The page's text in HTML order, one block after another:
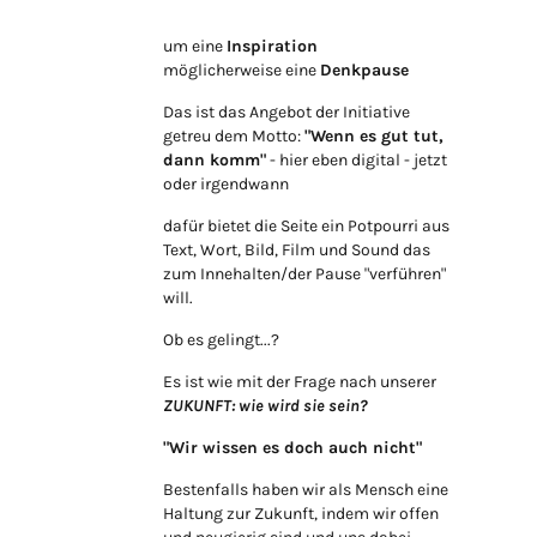
um eine Inspiration
möglicherweise eine Denkpause
Das ist das Angebot der Initiative
getreu dem Motto:"Wenn es gut tut,
dann komm"- hier eben digital - jetzt
oder irgendwann
dafür bietet die Seite ein Potpourri aus
Text, Wort, Bild, Film und Sound das
zum Innehalten/der Pause "verführen"
will.
Ob es gelingt...?
Es ist wie mit der Frage nach unserer
ZUKUNFT: wie wird sie sein?
"Wir wissen es doch auch nicht"
Bestenfalls haben wir als Mensch eine
Haltung zur Zukunft, indem wir offen